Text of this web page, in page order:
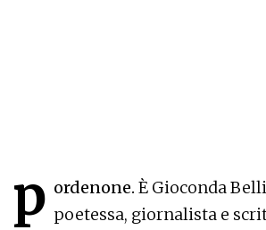
p ordenone. È Gioconda
poetessa, giornalista e